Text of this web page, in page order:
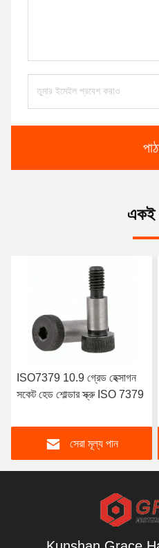
একই
ISO7379 10.9 গ্রেড হেক্সাগন
সকেট হেড শোল্ডার স্ক্রু ISO 7379
সেরা মূল্য পান